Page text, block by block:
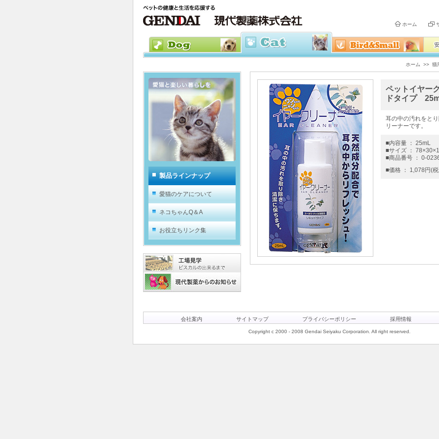
ホーム
ホーム >> 猫
製品ラインナップ
愛猫のケアについて
ネコちゃんQ＆A
お役立ちリンク集
ペットイヤー
ドタイプ
耳の中の汚れをと
リーナーです。
■内容量 ： 25mL
■サイズ ：
■商品番号 ： 0-
■価格 ： 1,078円(
会社案内 サイトマップ プライバシーポリシー 採用情報
Copyright c 2000 - 2008 Gendai Seiyaku Corporation. All right reserved.